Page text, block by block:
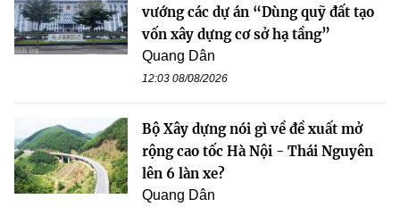
vướng các dự án “Dùng quỹ đất tạo
vốn xây dựng cơ sở hạ tầng”
Quang Dân
12:03 08/08/2026
Bộ Xây dựng nói gì về đề xuất mở
rộng cao tốc Hà Nội - Thái Nguyên
lên 6 làn xe?
Quang Dân